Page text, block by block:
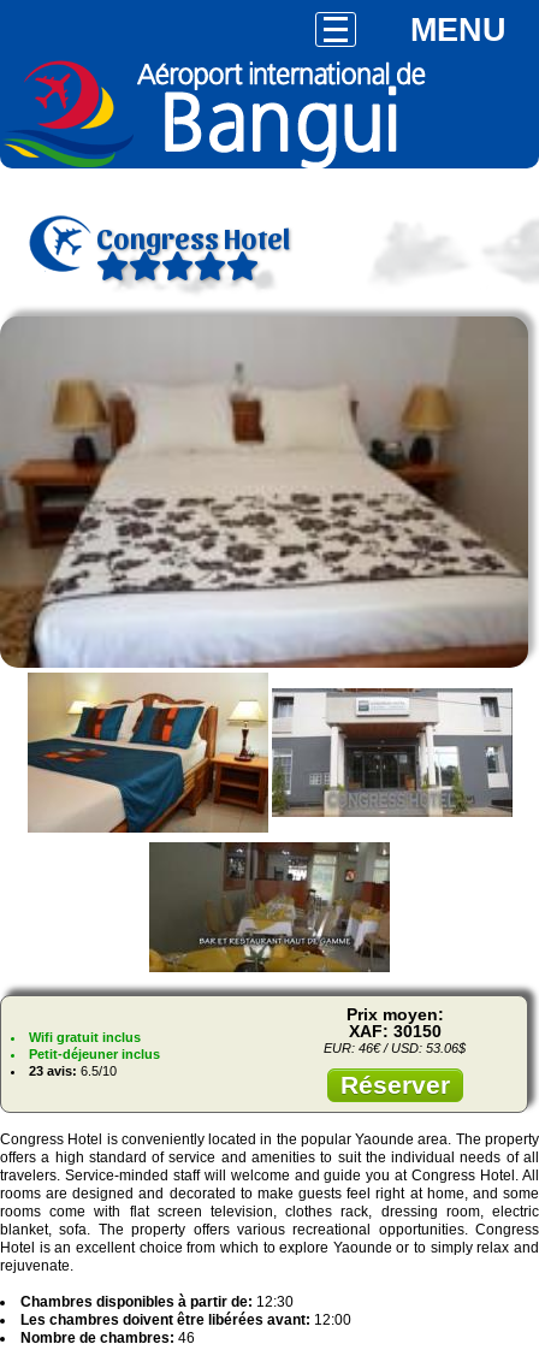
MENU
Congress Hotel
Wifi gratuit inclus
Petit-déjeuner inclus
23 avis: 6.5/10
Prix moyen:
XAF: 30150
EUR: 46€ / USD: 53.06$
Réserver
Congress Hotel is conveniently located in the popular Yaounde area. The property
offers a high standard of service and amenities to suit the individual needs of all
travelers. Service-minded staff will welcome and guide you at Congress Hotel. All
rooms are designed and decorated to make guests feel right at home, and some
rooms come with flat screen television, clothes rack, dressing room, electric
blanket, sofa. The property offers various recreational opportunities. Congress
Hotel is an excellent choice from which to explore Yaounde or to simply relax and
rejuvenate.
Chambres disponibles à partir de: 12:30
Les chambres doivent être libérées avant: 12:00
Nombre de chambres: 46